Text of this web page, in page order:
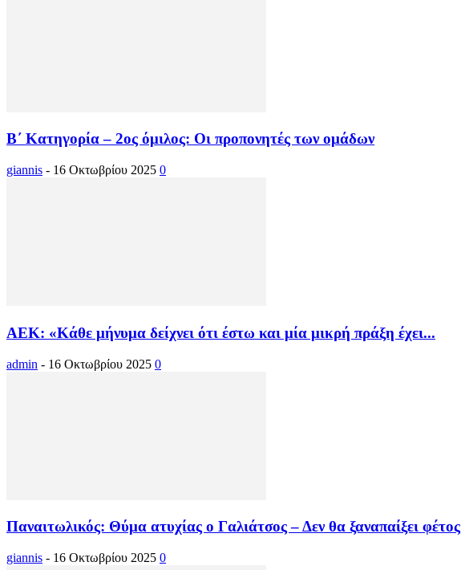
Β΄ Κατηγορία – 2ος όμιλος: Οι προπονητές των ομάδων
giannis - 16 Οκτωβρίου 2025 0
ΑΕΚ: «Κάθε μήνυμα δείχνει ότι έστω και μία μικρή πράξη έχει...
admin - 16 Οκτωβρίου 2025 0
Παναιτωλικός: Θύμα ατυχίας ο Γαλιάτσος – Δεν θα ξαναπαίξει φέτος
giannis - 16 Οκτωβρίου 2025 0